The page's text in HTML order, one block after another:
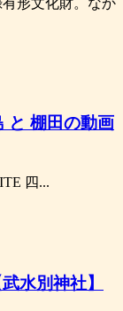
と 棚田の動画
四...
水別神社】